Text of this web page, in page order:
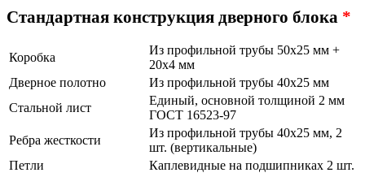
Стандартная конструкция дверного блока *
Коробка
Из профильной трубы 50х25 мм +
20х4 мм
Дверное полотно
Из профильной трубы 40х25 мм
Стальной лист
Единый, основной толщиной 2 мм
ГОСТ 16523-97
Ребра жесткости
Из профильной трубы 40х25 мм, 2
шт. (вертикальные)
Петли
Каплевидные на подшипниках 2 шт.